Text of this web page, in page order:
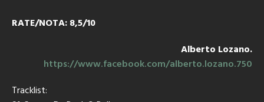
RATE/NOTA: 8,5/10
Alberto Lozano.
https://www.facebook.com/alberto.lozano.750
Tracklist: